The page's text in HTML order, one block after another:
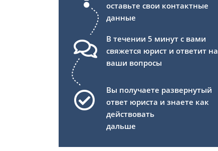
оставьте свои контактные
данные
В течении 5 минут с вами
свяжется юрист и ответит на
ваши вопросы
Вы получаете развернутый
ответ юриста и знаете как
действовать
дальше